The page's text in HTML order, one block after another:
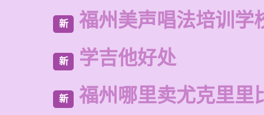
新 福州美声唱法培训学
新 学吉他好处
新 福州哪里卖尤克里里